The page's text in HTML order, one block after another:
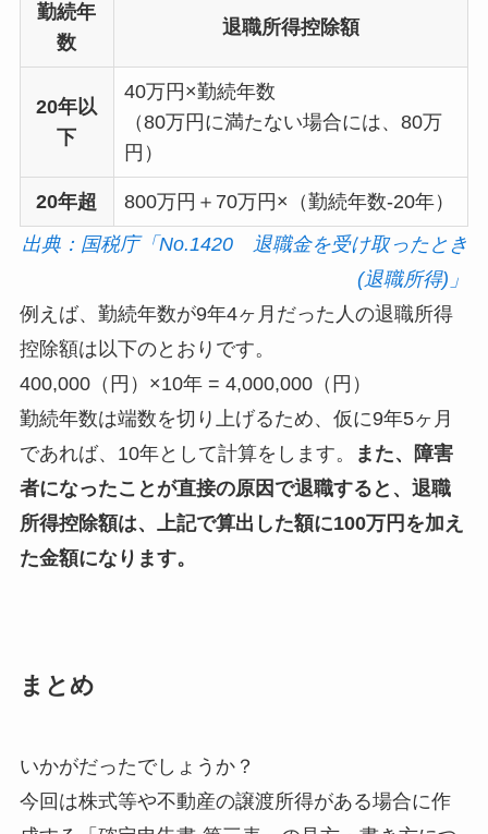
勤続年
数
退職所得控除額
20年以
下
40万円×勤続年数
（80万円に満たない場合には、80万
円）
20年超
800万円＋70万円×（勤続年数-20年）
出典：国税庁「No.1420 退職金を受け取ったとき
(退職所得)」
例えば、勤続年数が9年4ヶ月だった人の退職所得
控除額は以下のとおりです。
400,000（円）×10年 = 4,000,000（円）
勤続年数は端数を切り上げるため、仮に9年5ヶ月
であれば、10年として計算をします。
また、障害
者になったことが直接の原因で退職すると、退職
所得控除額は、上記で算出した額に100万円を加え
た金額になります。
まとめ
いかがだったでしょうか？
今回は株式等や不動産の譲渡所得がある場合に作